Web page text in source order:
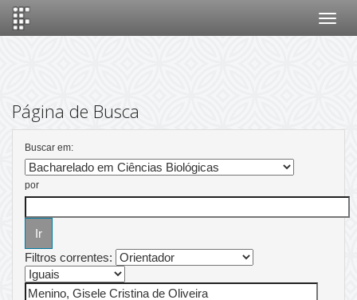
Página de Busca
Buscar em:
por
Filtros correntes: